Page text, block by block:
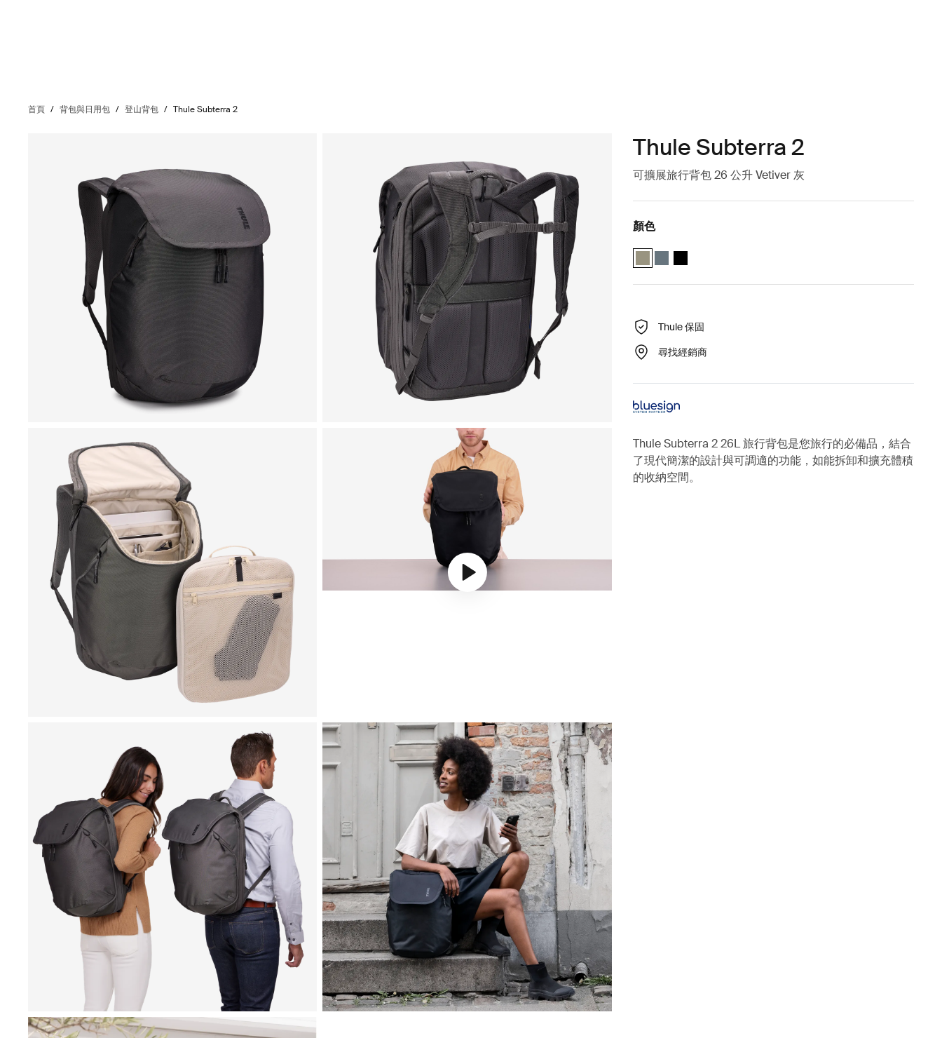
首頁 / 背包與日用包 / 登山背包 / Thule Subterra 2
Play video
Thule Subterra 2
可擴展旅行背包 26 公升 Vetiver 灰
顏色
Thule Subterra travel backpack 26L 香根草灰色 (selected)
Thule Subterra travel backpack 26L 深灰色板岩
Thule Subterra travel backpack 26L 黑色
Thule 保固
尋找經銷商
Thule Subterra 2 26L 旅行背包是您旅行的必備品，結合
了現代簡潔的設計與可調適的功能，如能拆卸和擴充體積
的收納空間。